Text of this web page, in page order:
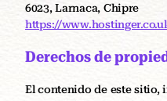
6023, Larnaca, Chipre
https://
Derechos de
El contenido de este sitio,